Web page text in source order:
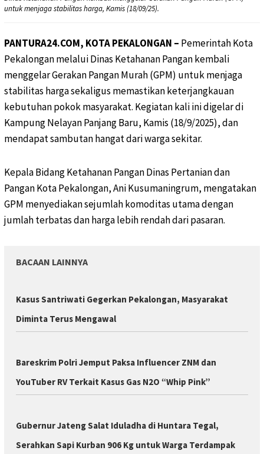
untuk menjaga stabilitas harga, Kamis (18/09/25).
PANTURA24.COM, KOTA PEKALONGAN – Pemerintah Kota
Pekalongan melalui Dinas Ketahanan Pangan kembali
menggelar Gerakan Pangan Murah (GPM) untuk menjaga
stabilitas harga sekaligus memastikan keterjangkauan
kebutuhan pokok masyarakat. Kegiatan kali ini digelar di
Kampung Nelayan Panjang Baru, Kamis (18/9/2025), dan
mendapat sambutan hangat dari warga sekitar.
Kepala Bidang Ketahanan Pangan Dinas Pertanian dan
Pangan Kota Pekalongan, Ani Kusumaningrum, mengatakan
GPM menyediakan sejumlah komoditas utama dengan
jumlah terbatas dan harga lebih rendah dari pasaran.
BACAAN LAINNYA
Kasus Santriwati Gegerkan Pekalongan, Masyarakat
Diminta Terus Mengawal
Bareskrim Polri Jemput Paksa Influencer ZNM dan
YouTuber RV Terkait Kasus Gas N2O “Whip Pink”
Gubernur Jateng Salat Iduladha di Huntara Tegal,
Serahkan Sapi Kurban 906 Kg untuk Warga Terdampak